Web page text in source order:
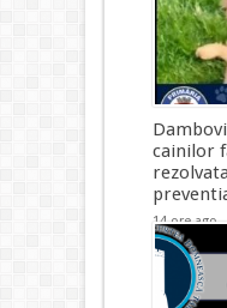
cainilor
14 ore ago